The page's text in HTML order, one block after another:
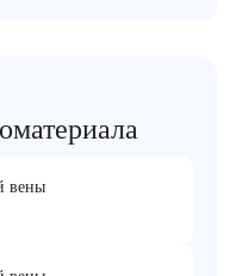
вены